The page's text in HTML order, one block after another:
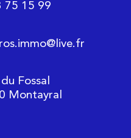
75 15 99
Fossal
Montayral